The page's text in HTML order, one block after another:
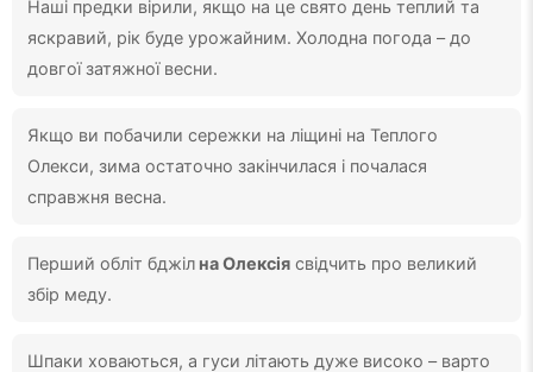
Наші предки вірили, якщо на це свято день теплий та
яскравий, рік буде урожайним. Холодна погода – до
довгої затяжної весни.
Якщо ви побачили сережки на ліщині на Теплого
Олекси, зима остаточно закінчилася і почалася
справжня весна.
Перший обліт бджіл на Олексія свідчить про великий
збір меду.
Шпаки ховаються, а гуси літають дуже високо – варто